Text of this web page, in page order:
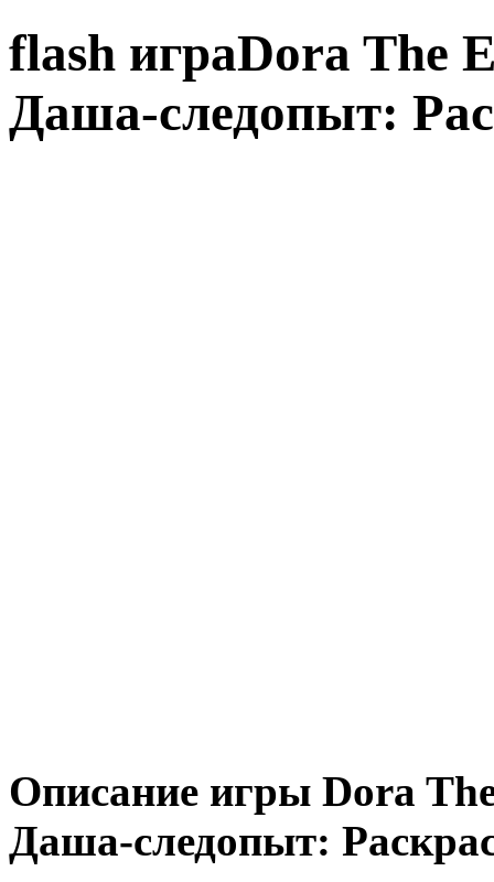
flash играDora The
Даша-следопыт:
Описание игры Dora
Даша-следопыт: